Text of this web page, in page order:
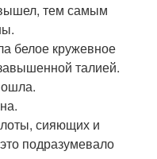
тем самым
белое кружевное
талией.
сияющих и
подразумевало